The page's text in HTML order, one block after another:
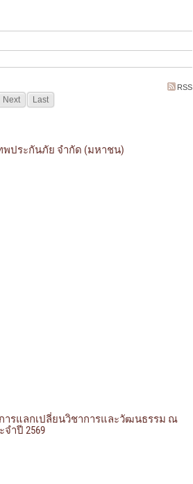
RSS
Next Last
ทพประกันภัย จำกัด (มหาชน)
ารแลกเปลี่ยนวิชาการและวัฒนธรรม ณ
จำปี 2569